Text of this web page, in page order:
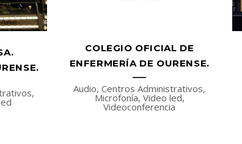
COLEGIO OFICIAL DE
ENFERMERÍA DE OURENSE.
Audio, Centros Administrativos,
Microfonía, Video led,
Videoconferencia